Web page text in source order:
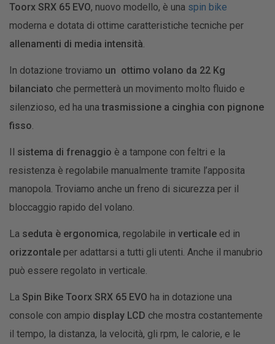
Toorx SRX 65 EVO, nuovo modello, è una spin bike
moderna e dotata di ottime caratteristiche tecniche per
allenamenti di media intensità
In dotazione troviamo un ottimo volano da 22 Kg
bilanciato che permetterà un movimento molto fluido e
silenzioso, ed ha unatrasmissione a cinghia con pignone
fisso
Il sistema di frenaggio è a tampone con feltri e la
resistenza è regolabile manualmente tramite l’apposita
manopola. Troviamo anche un freno di sicurezza per il
bloccaggio rapido del volano.
La seduta è ergonomica, regolabile in verticale ed in
orizzontale per adattarsi a tutti gli utenti. Anche il manubrio
può essere regolato in verticale.
La Spin Bike Toorx SRX 65 EVO ha in dotazione una
console con ampio display LCD che mostra costantemente
il tempo, la distanza, la velocità, gli rpm, le calorie, e le